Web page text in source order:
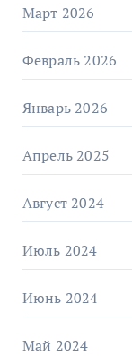
Март 2026
Февраль 2026
Январь 2026
Апрель 2025
Август 2024
Июль 2024
Июнь 2024
Май 2024